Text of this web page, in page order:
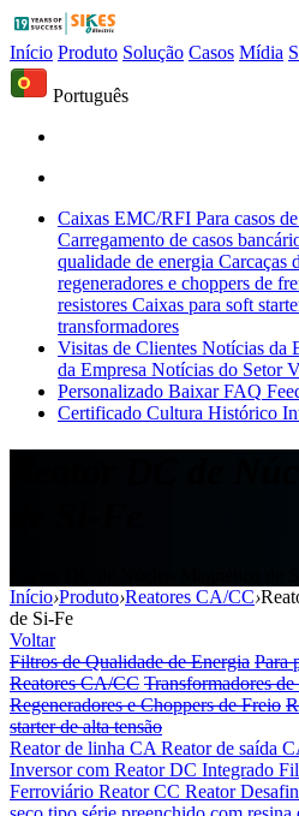
Início Produto Solução Casos Mídia
Português
Caixas EMC/RFI Para casos
Carregamento de casos
qualidade de energia Carcaças
regeneradores e choppers de
resistores Caixas para soft
transformadores
Visitas de Clientes Notícias da
da Empresa Notícias do Setor
Personalizado Baixar FAQ
Certificado Cultura Histórico
Início›Produto›Reatores CA/CC›
de Si-Fe
Voltar
Filtros de Qualidade de Energia Para
Reatores CA/CC Transformadores
Regeneradores e Choppers de Freio
starter de alta tensão
Reator de linha CA Reator de saída
Inversor com Reator DC Integrado
Ferroviário Reator CC Reator